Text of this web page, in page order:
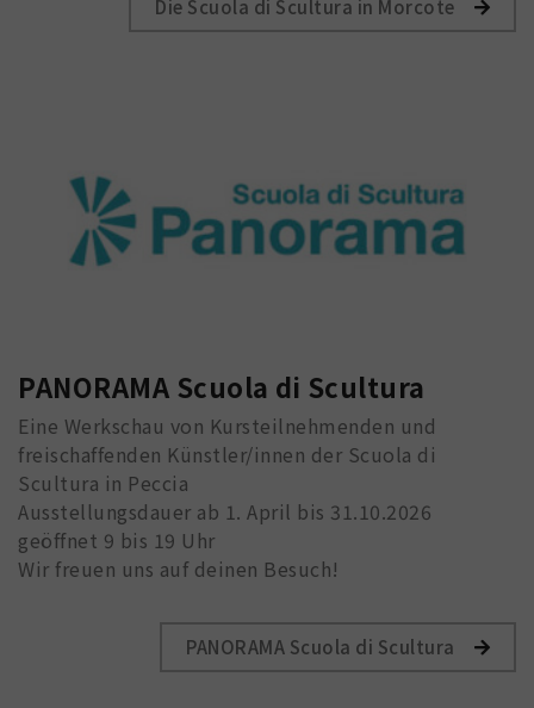
Die Scuola di Scultura in Morcote
PANORAMA Scuola di Scultura
Eine Werkschau von Kursteilnehmenden und
freischaffenden Künstler/innen der Scuola di
Scultura in Peccia
Ausstellungsdauer ab 1. April bis 31.10.2026
geöffnet 9 bis 19 Uhr
Wir freuen uns auf deinen Besuch!
PANORAMA Scuola di Scultura